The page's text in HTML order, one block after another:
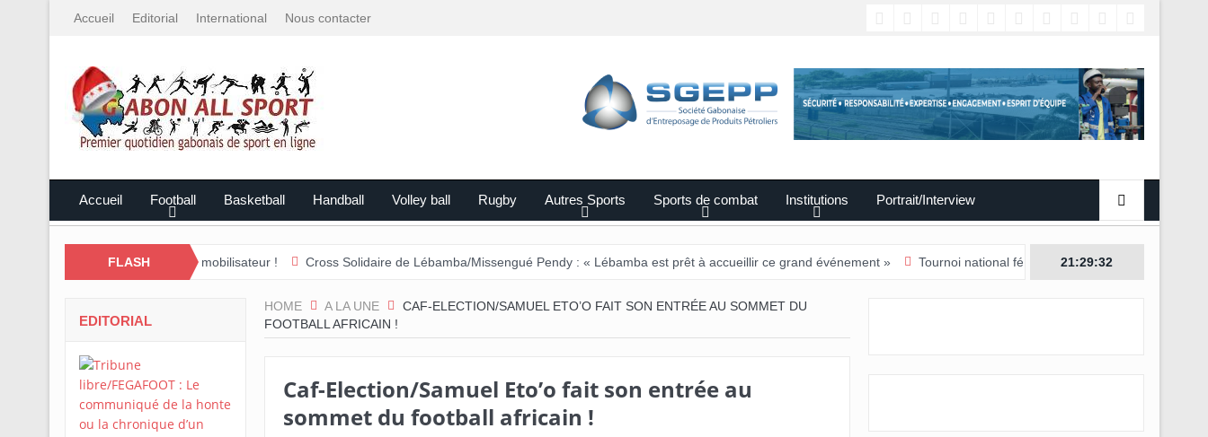
Accueil Editorial International Nous contacter
Accueil Football Basketball Handball Volley ball Rugby Autres Sports Sports de combat Institutions Portrait/Interview
FLASH
plus que jamais mobilisateur ! Cross Solidaire de Lébamba/Missengué Pendy : « Lébamba est prêt à accueillir ce grand événement » Tournoi national féminin-U20/Le Woleu-Ntem rejoint l’Estuaire
21:29:33
HOME A LA UNE
CAF-ELECTION/SAMUEL ETO’O FAIT SON ENTRÉE AU SOMMET DU
FOOTBALL AFRICAIN !
Caf-Election/Samuel Eto’o fait son entrée au
sommet du football africain !
EDITORIAL